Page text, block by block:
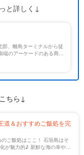
と詳しく↓
、離島ターミナルから徒
端のアーケードのある商店
ちら↓
道＆おすすめご飯処を完
ご飯処はここ！ 石垣島はそ
が魅力的♪ 新鮮な海の幸や、